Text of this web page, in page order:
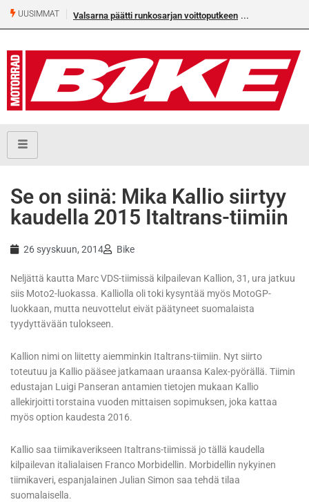
UUSIMMAT Valsarna päätti runkosarjan voittoputkeen
Se on siinä: Mika Kallio siirtyy
kaudella 2015 Italtrans-tiimiin
26 syyskuun, 2014 Bike
Neljättä kautta Marc VDS-tiimissä kilpailevan Kallion, 31, ura jatkuu
siis Moto2-luokassa. Kalliolla oli toki kysyntää myös MotoGP-
luokkaan, mutta neuvottelut eivät päätyneet suomalaista
tyydyttävään tulokseen.
Kallion nimi on liitetty aiemminkin Italtrans-tiimiin. Nyt siirto
toteutuu ja Kallio pääsee jatkamaan uraansa Kalex-pyörällä. Tiimin
edustajan Luigi Panseran antamien tietojen mukaan Kallio
allekirjoitti torstaina vuoden mittaisen sopimuksen, joka kattaa
myös option kaudesta 2016.
Kallio saa tiimikaverikseen Italtrans-tiimissä jo tällä kaudella
kilpailevan italialaisen Franco Morbidellin. Morbidellin nykyinen
tiimikaveri, espanjalainen Julian Simon saa tehdä tilaa
suomalaisella.